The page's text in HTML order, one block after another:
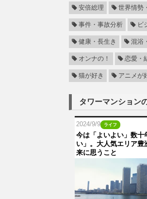
安倍総理 世界情勢
事件・事故分析 ビ
健康・長生き 混浴
オンナの！ 恋愛・
猫が好き アニメが
タワーマンション
2024/9/9 ライフ
今は「よいよい」数十
い」。大人気エリア豊
来に思うこと